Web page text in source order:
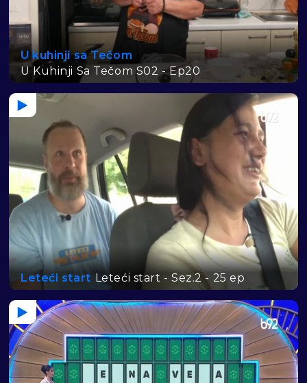
U kuhinji sa Tečom
U Kuhinji Sa Tečom S02 - Ep20
Leteći start Leteći start - Sez.2 - 25 ep